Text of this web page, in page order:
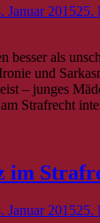
Januar 201525.
besser als
und
– junges
Strafrecht
im
Januar 201525.